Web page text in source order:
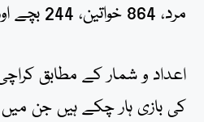
مرد، 864 خواتین، 244 بچے اور 80 بچیاں شامل ہیں جو شہر میں ٹریفک نظام کی سنگین صورتحال کو ظاہر کرتی ہے۔
کی بازی ہار چکے ہیں جن